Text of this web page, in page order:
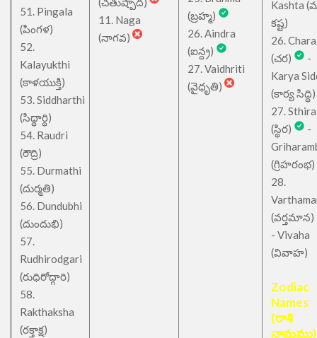
51. Pingala
(పింగళ)
52.
Kalayukthi
(కాళయుక్తి)
53. Siddharthi
(సిధ్ధార్థి)
54. Raudri
(రౌద్రి)
55. Durmathi
(దుర్మతి)
56. Dundubhi
(దుందుభి)
57.
Rudhirodgari
(రుధిరోద్గారి)
58.
Rakthaksha
(రక్తాక్ష)
11. Naga
(నాగవ)
(బ్రహ్మ)
26. Aindra
(ఐన్ద్ర)
27. Vaidhriti
(వైధృతి)
Kashta
కష్ట)
26. Chara
(చర)
-
Karya
(కార్య సిద్ధి)
27. Sthira
(స్థిర)
-
(గ్రిహరంభ)
28.
(వర్తమాన)
- Vivaha
(వివాహ)
Zodiac
Names
(రాశి
నామము)